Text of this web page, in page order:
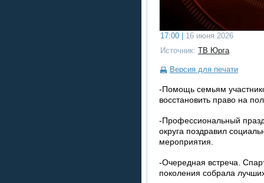
17:00 |
16 июня 2026
Источник: ТВ Юрга
Версия для печати
-Помощь семьям
восстановить право на
-Профессиональный
округа поздравил
мероприятия.
-Очередная встреча.
поколения собрала